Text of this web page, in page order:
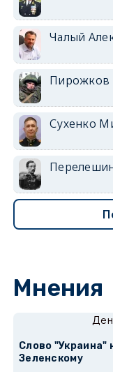
Чалый
Пирожков
Сухенко
Мнения
Слово "Украина"
Зеленскому